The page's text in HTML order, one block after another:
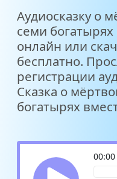
Аудиосказку о
семи
онлайн или
бесплатно.
регистрации
Сказка о
богатырях
00:00